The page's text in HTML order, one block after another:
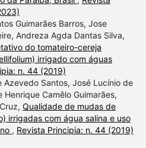
Guimarães Barros, Jose
Andreza Agda Dantas Silva,
do tomateiro-cereja
irrigado com águas
n. 44 (2019)
Azevedo Santos, José Lucínio de
Henrique Camêlo Guimarães,
Qualidade de mudas de
irrigadas com água salina e uso
, Revista Principia: n. 44 (2019)